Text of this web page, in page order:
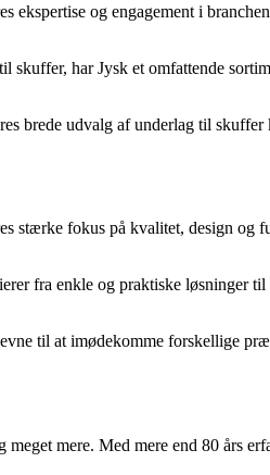
og engagement i
har Jysk et omfattende
brede udvalg af underlag til
stærke fokus på kvalitet, design og
fra enkle og praktiske løsninger
til at imødekomme forskellige
mere. Med mere end 80 års